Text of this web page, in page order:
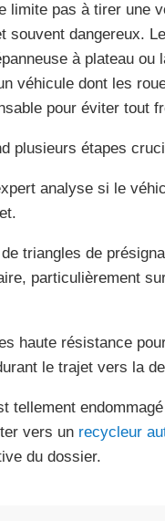
limite pas à tirer une
souvent dangereux.
à plateau ou
véhicule dont les
pour éviter tout
plusieurs étapes
analyse si le
triangles de
particulièrement
haute résistance
le trajet vers la
tellement
vers un recycleur
du dossier.